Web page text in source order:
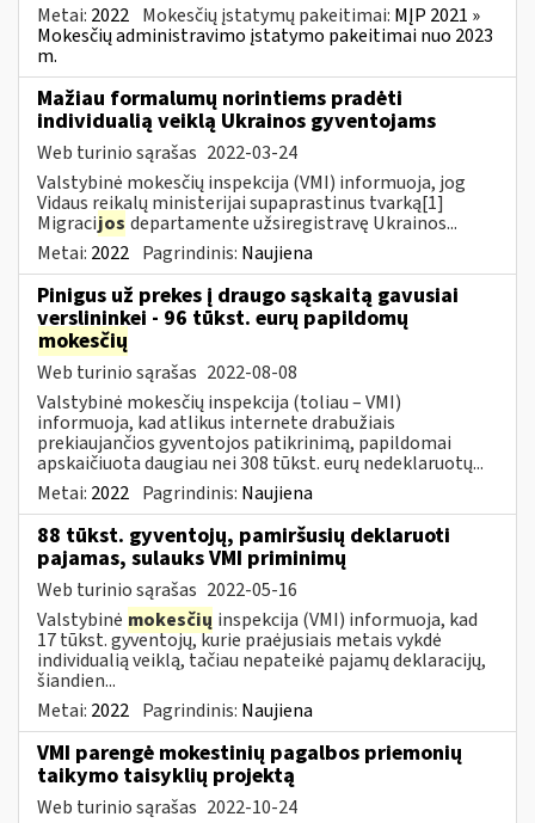
Metai: 2022 Mokesčių įstatymų pakeitimai: MĮP 2021 »
Mokesčių administravimo įstatymo pakeitimai nuo 2023
m.
Mažiau formalumų norintiems pradėti
individualią veiklą Ukrainos gyventojams
Web turinio sąrašas 2022-03-24
Valstybinė mokesčių inspekcija (VMI) informuoja, jog
Vidaus reikalų ministerijai supaprastinus tvarką[1]
Migracijos departamente užsiregistravę Ukrainos...
Metai: 2022 Pagrindinis: Naujiena
Pinigus už prekes į draugo sąskaitą gavusiai
verslininkei - 96 tūkst. eurų papildomų
mokesčių
Web turinio sąrašas 2022-08-08
Valstybinė mokesčių inspekcija (toliau – VMI)
informuoja, kad atlikus internete drabužiais
prekiaujančios gyventojos patikrinimą, papildomai
apskaičiuota daugiau nei 308 tūkst. eurų nedeklaruotų...
Metai: 2022 Pagrindinis: Naujiena
88 tūkst. gyventojų, pamiršusių deklaruoti
pajamas, sulauks VMI priminimų
Web turinio sąrašas 2022-05-16
Valstybinė mokesčių inspekcija (VMI) informuoja, kad
17 tūkst. gyventojų, kurie praėjusiais metais vykdė
individualią veiklą, tačiau nepateikė pajamų deklaracijų,
šiandien...
Metai: 2022 Pagrindinis: Naujiena
VMI parengė mokestinių pagalbos priemonių
taikymo taisyklių projektą
Web turinio sąrašas 2022-10-24